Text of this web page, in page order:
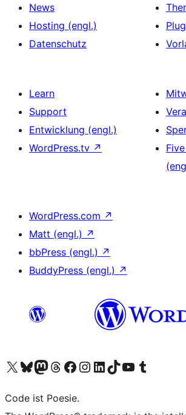
News
Hosting (engl.)
Datenschutz
Learn
Support
Entwicklung (engl.)
WordPress.tv ↗
WordPress.com ↗
Matt (engl.) ↗
bbPress (engl.) ↗
BuddyPress (engl.) ↗
Unser X-Konto (früher Twitter) besuchen
Unser Bluesky-Konto besuchen
Unser Mastodon-Konto besuchen
Unser Threads-Konto besuchen
Unsere Facebook-Seite besuchen
Unser Instagram-Konto besuchen
Unser LinkedIn-Konto besuchen
Unser TikTok-Konto besuchen
Unseren YouTube-Kanal besuchen
Unser Tumblr-Konto
Code ist Poesie.